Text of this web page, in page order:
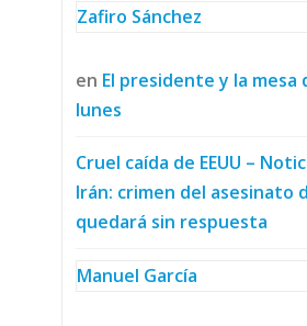
Zafiro Sánchez
en El presidente y la mesa
lunes
Cruel caída de EEUU –
Irán: crimen del asesinato
quedará sin respuesta
Manuel García